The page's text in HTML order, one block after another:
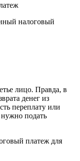
налоговый
лицо. Правда, в
денег из
переплату или
подать
платеж для